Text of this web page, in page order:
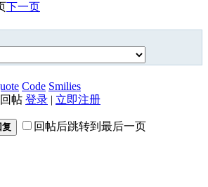
下一页
Code Smilies
帖 登录 | 立即注册
回帖后跳转到最后一页